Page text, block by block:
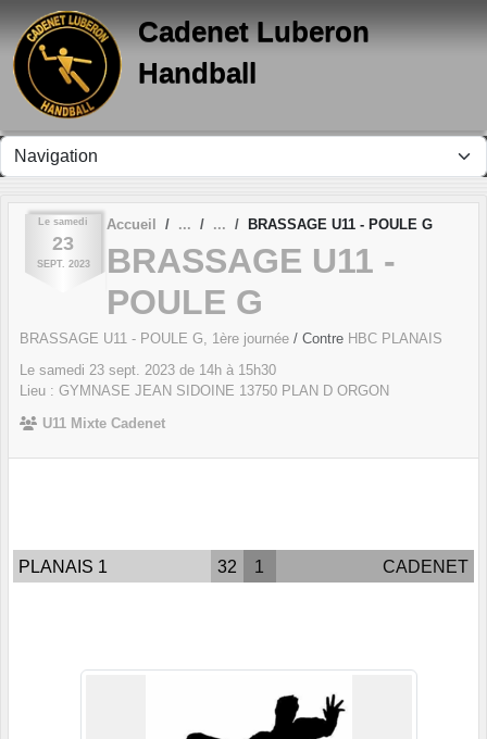
Cadenet Luberon
Handball
Le samedi
23
SEPT. 2023
Accueil BRASSAGE U11 - POULE G
BRASSAGE U11 -
POULE G
BRASSAGE U11 - POULE G, 1ère journée / Contre HBC PLANAIS
Le samedi 23 sept. 2023 de 14h à 15h30
Lieu : GYMNASE JEAN SIDOINE 13750 PLAN D ORGON
U11 Mixte Cadenet
PLANAIS 1 32 1 CADENET
Panneau de gestion des cookies